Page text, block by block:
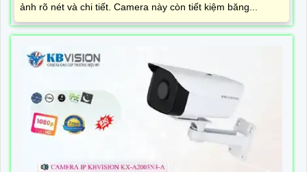
ảnh rõ nét và chi tiết. Camera này còn tiết kiệm băng...